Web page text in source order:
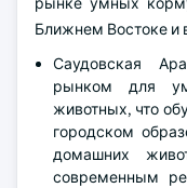
Ближнем Востоке и
Саудовская
рынком для
животных, что
городском
домашних
современным